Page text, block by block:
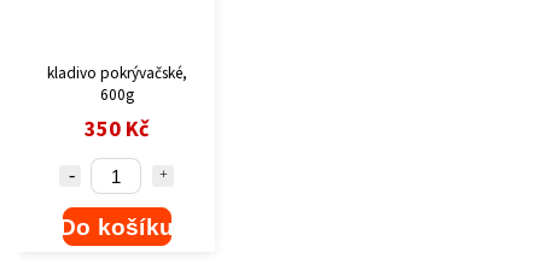
kladivo pokrývačské,
600g
350 Kč
Do košíku